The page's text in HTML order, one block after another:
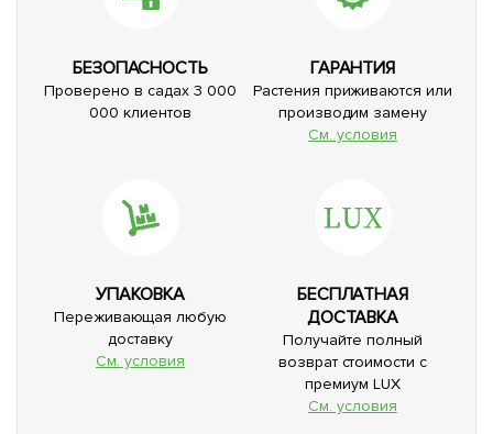
БЕЗОПАСНОСТЬ
Проверено в садах 3 000
000 клиентов
ГАРАНТИЯ
Растения приживаются или
производим замену
См. условия
УПАКОВКА
Переживающая любую
доставку
См. условия
БЕСПЛАТНАЯ
ДОСТАВКА
Получайте полный
возврат стоимости с
премиум LUX
См. условия